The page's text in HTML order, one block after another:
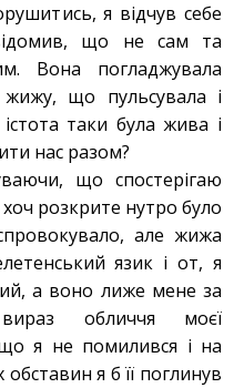
я відчув себе
що не сам та
Вона погладжувала
що пульсувала і
таки була жива і
нас разом?
що спостерігаю
розкрите нутро було
але жижа
язик і от, я
а воно лиже мене за
обличчя моєї
що я не помилився і на
я б її поглинув